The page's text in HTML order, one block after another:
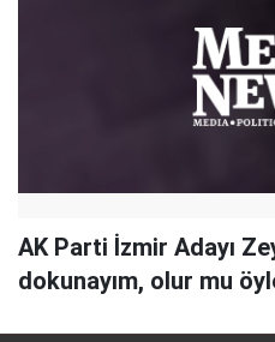
AK Parti İzmir Adayı
dokunayım, olur mu